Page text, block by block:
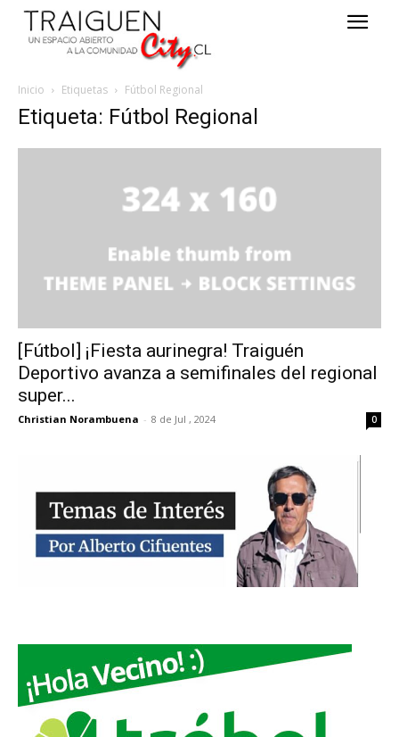
Inicio Etiquetas Fútbol Regional
Etiqueta: Fútbol Regional
[Fútbol] ¡Fiesta aurinegra! Traiguén
Deportivo avanza a semifinales del regional
super...
Christian Norambuena - 8 de Jul , 2024 0